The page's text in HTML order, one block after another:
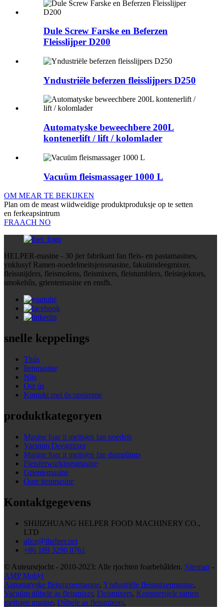
Dule Screw Farske en Beferzen
Fleisslijper D200
Yndustriële beferzen fleisslijpers D250
Automatyske beweechbere 200L
kontenerlift / lift / kolomlader
Vacuüm fleismassager 1000 L
OM MEAR TE BEKIJKEN
Plan om de meast wiidweidige produktproduksje op te setten
en ferkeapsintrum
FRAACH NO
HELPER-masine - 30 jier fabrikant fan fleis- en pastamasines,
ynklusyf Ramen-noedelmeitsjensmasine, fakuümdeegmixer,
fleissnijders, fleismolens, fleismixers, fleistumblers, fleisinjektors,
smokehûs, grientemasine en ensfh.
snelle keppelings
Thús
Itenmasine
Nijs
Oer ús
Kontakt mei ús opnimme
produktkategoryen
Masine foar it meitsjen fan noedels
Vacuum Deegmixer
Masine foar it meitsjen fan dumplings
Fleisferwurkingsmasine
Grientemasine
Oare itenmasine
Kontaktgegevens
SHIJIZHUANG HELPER FOOD MACHINERY CO.,
LTD
alice@ihelper.net
+86 189 3290 0761
© Auteursrjocht - 2010-2023: Alle rjochten foarbehâlden. Sitemap -
AMP Mobyl
Automatyske fleismixermasine, Yndustriële fleismixermasine,
Vacuüm dûbele as fleismixer, Fleismixers, Kommersjele ramen
meitsjen masine, Dûbele as fleismixers,